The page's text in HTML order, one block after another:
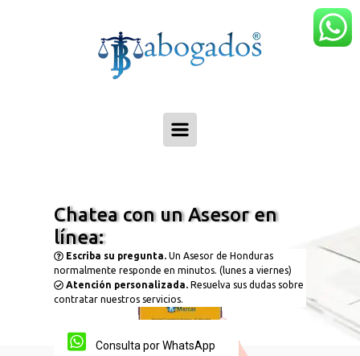
Chatea con un Asesor en
línea:
Escriba su pregunta. Un Asesor de Honduras
normalmente responde en minutos. (lunes a viernes)
Atención personalizada. Resuelva sus dudas sobre
contratar nuestros servicios.
Consulta por WhatsApp